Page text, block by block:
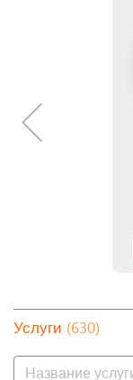
Услуги (630)